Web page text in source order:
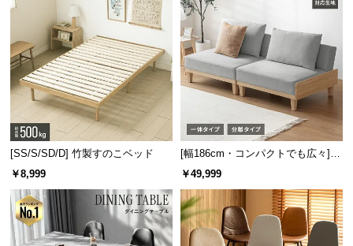
トレー底面は小さな穴が開いたパンチング仕様で、熱や湿気がこもり
にくい構造になっています。
[SS/S/SD/D] 竹製すのこベッド
￥8,999
[幅186cm・コンパクトでも広々] 3
人掛けソファベッド リクライニン
￥49,999